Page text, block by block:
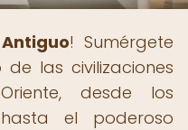
! Sumérgete
las civilizaciones
desde los
el poderoso